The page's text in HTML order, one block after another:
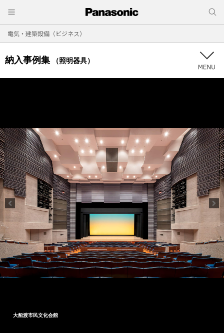
電気・建築設備（ビジネス）
納入事例集 （照明器具）
大船渡市民文化会館